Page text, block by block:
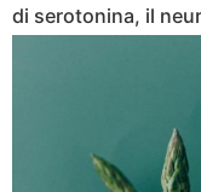
di serotonina, il